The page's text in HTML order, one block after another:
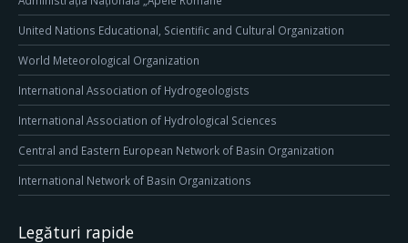
United Nations Educational, Scientific and Cultural Organization
World Meteorological Organization
International Association of Hydrogeologists
International Association of Hydrological Sciences
Central and Eastern European Network of Basin Organization
International Network of Basin Organizations
Legături rapide